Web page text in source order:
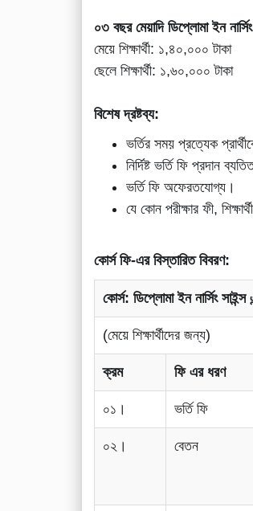
০৩ বছর মেয়াদি ডিপ্লোমা ইন
মেয়ে শিক্ষার্থী: ১,৪০,০০০ টাকা
ছেলে শিক্ষার্থী: ১,৬০,০০০ টাকা
বিশেষ দ্রষ্টব্য:
ভর্তির সময় প্রত্যেক
নির্দিষ্ট ভর্তি ফি প্রদান
ভর্তি ফি অফেরতযোগ্য।
যে কোন পরীক্ষার ফী,
কোর্স ফি-এর বিস্তারিত বিবরণ:
কোর্স: ডিপ্লোমা ইন নার্সিং সাইন্স
(মেয়ে শিক্ষার্থীদের জন্য)
ক্রম ফি এর ধরণ
০১। ভর্তি ফি
০২। বেতন